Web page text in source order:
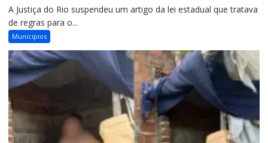
A Justiça do Rio suspendeu um artigo da lei estadual que tratava
de regras para o...
Municipios